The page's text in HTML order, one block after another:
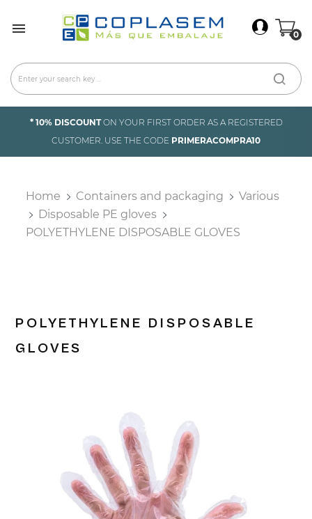
 0
* 10% DISCOUNTON YOUR FIRST ORDER AS A REGISTERED
CUSTOMER. USE THE CODE PRIMERACOMPRA10
Home Containers and packaging
Various
Disposable PE gloves
POLYETHYLENE DISPOSABLE GLOVES
POLYETHYLENE DISPOSABLE
GLOVES
Sign In ×
Cancel Sign in